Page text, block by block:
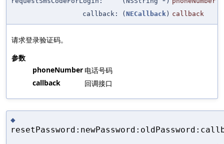
callback:
(NECallback ) callback
请求登录验证码。
参数
phoneNumber 电话号码
callback
回调接口
◆